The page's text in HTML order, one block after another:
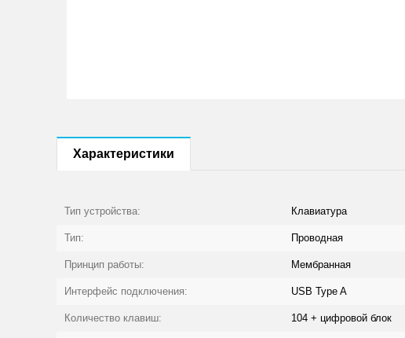
Характеристики
Тип устройства: Клавиатура
Тип: Проводная
Принцип работы: Мембранная
Интерфейс подключения: USB Type A
Количество клавиш: 104 + цифровой блок